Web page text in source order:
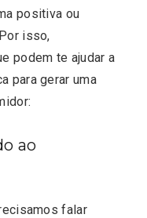
positiva ou
isso,
podem te ajudar a
para gerar uma
ao
falar